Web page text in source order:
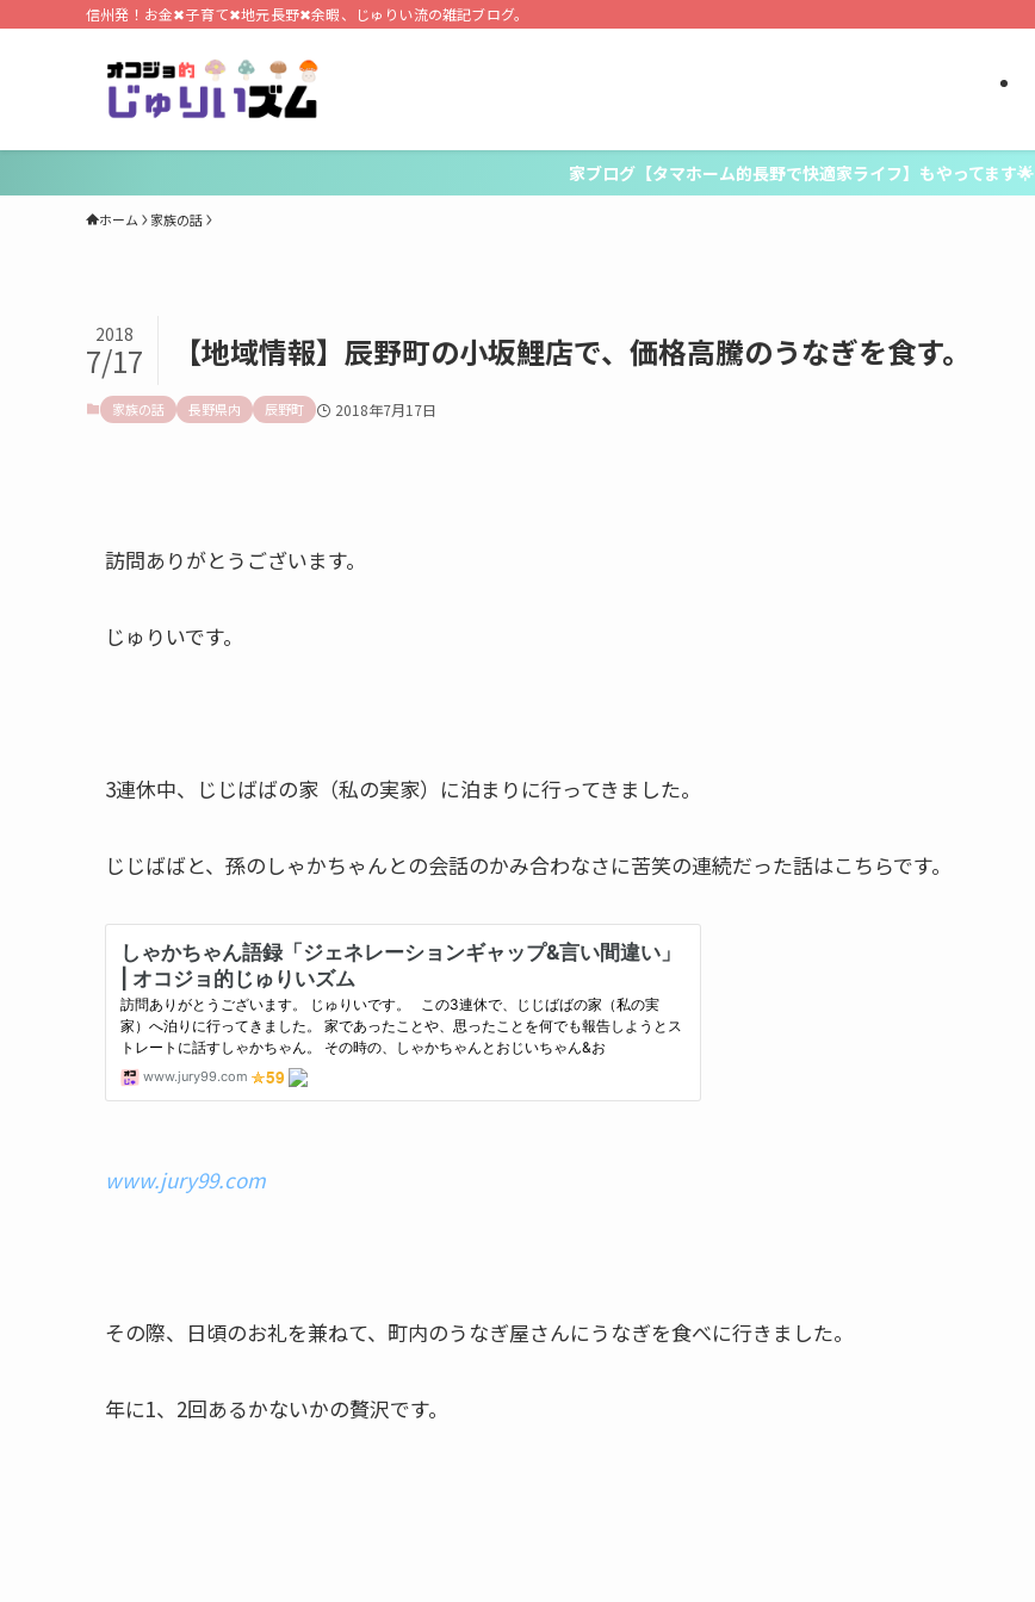
信州発！お金✖子育て✖地元長野✖余暇、じゅりい流の雑記ブログ。
家ブログ【タマホーム的長野で快適家ライフ】もやってます🌟
ホーム 家族の話
【地域情報】辰野町の小坂鯉店で、価格高騰のうなぎを食す。
2018
7/17
家族の話 長野県内 辰野町 2018年7月17日
訪問ありがとうございます。
じゅりいです。
3連休中、じじばばの家（私の実家）に泊まりに行ってきました。
じじばばと、孫のしゃかちゃんとの会話のかみ合わなさに苦笑の連続だった話はこちらです。
www.jury99.com
その際、日頃のお礼を兼ねて、町内のうなぎ屋さんにうなぎを食べに行きました。
年に1、2回あるかないかの贅沢です。